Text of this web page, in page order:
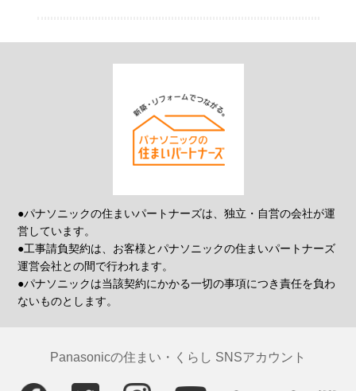
●パナソニックの住まいパートナーズは、独立・自営の会社が運
営しています。
●工事請負契約は、お客様とパナソニックの住まいパートナーズ
運営会社との間で行われます。
●パナソニックは当該契約にかかる一切の事項につき責任を負わ
ないものとします。
Panasonicの住まい・くらし SNSアカウント